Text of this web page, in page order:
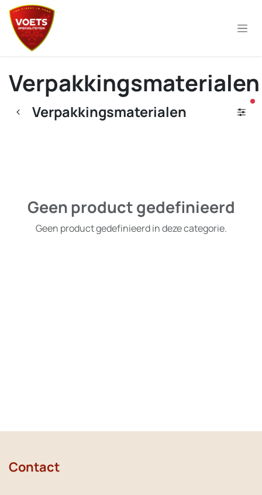
Overslaan naar inhoud
Verpakkingsmaterialen
Verpakkingsmaterialen
Geen product gedefinieerd
Geen product gedefinieerd in deze categorie.
Contact